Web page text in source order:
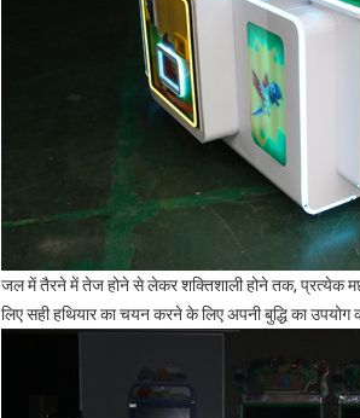
जल में तैरने में तेज होने से लेकर शक्तिशाली होने तक, प्रत्येक
लिए सही हथियार का चयन करने के लिए अपनी बुद्धि का उपयोग